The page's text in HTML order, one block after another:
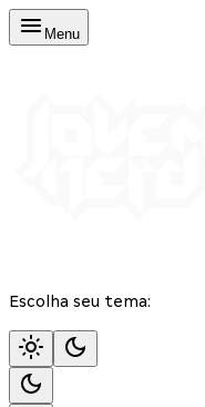
Menu
Escolha seu tema: